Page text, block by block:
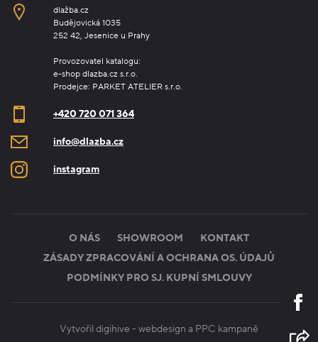
dlažba.cz
Budějovická 1035
252 42, Jesenice u Prahy
Provozovatel katalogu:
e-shop dlazba.cz s.r.o.
Prodejce: PARKET ATELIER s.r.o.
+420 720 071 364
info@dlazba.cz
instagram
O NÁS SHOWROOM
KONTAKT
ZÁSADY ZPRACOVÁNÍ A OCHRANA OS. ÚDAJŮ
PODMÍNKY PRO SJ. KUPNÍ SMLOUVY
Vytvořil digihive - webdesign a PPC kampaně